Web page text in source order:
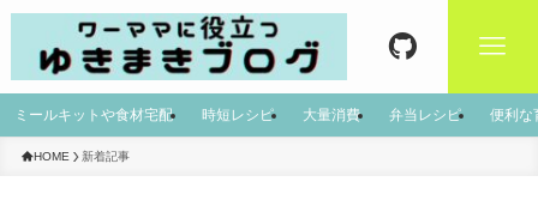
ミールキットや食材宅配 時短レシピ 大量消費 弁当レシピ 便利な
HOME 新着記事